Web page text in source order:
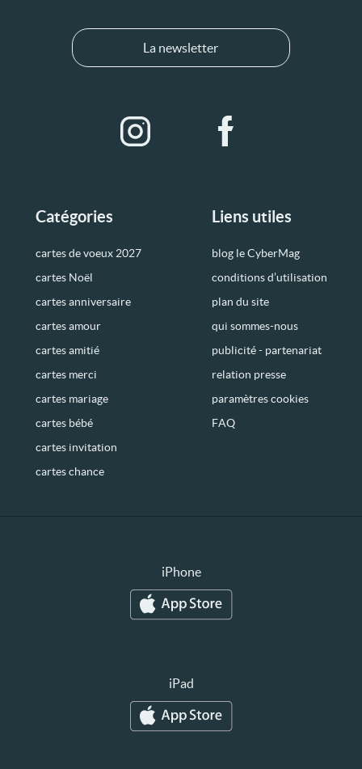
Catégories
cartes de voeux 2027
cartes Noël
cartes anniversaire
cartes amour
cartes amitié
cartes merci
cartes mariage
cartes bébé
cartes invitation
cartes chance
Liens utiles
blog le CyberMag
conditions d’utilisation
plan du site
qui sommes-nous
publicité - partenariat
relation presse
paramètres cookies
FAQ
La newsletter
iPhone
iPad